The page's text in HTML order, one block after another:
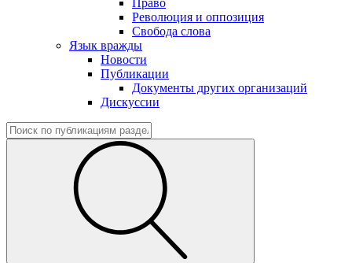
Право
Революция и оппозиция
Свобода слова
Язык вражды
Новости
Публикации
Документы других организаций
Дискуссии